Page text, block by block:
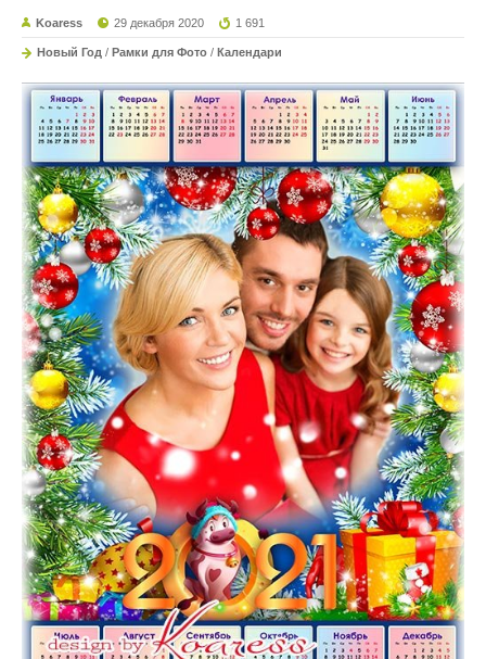
Koaress 29 декабря 2020 1 691
Новый Год / Рамки для Фото / Календари